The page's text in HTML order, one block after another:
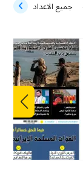
جميع الاعداد